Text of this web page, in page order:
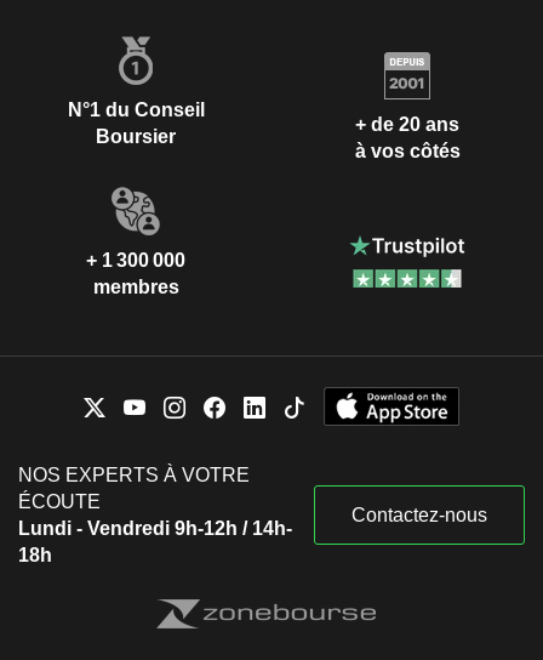
N°1 du Conseil
Boursier
+ de 20 ans
à vos côtés
+ 1 300 000
membres
NOS EXPERTS À VOTRE
ÉCOUTE
Lundi - Vendredi 9h-12h / 14h-
18h
Contactez-nous